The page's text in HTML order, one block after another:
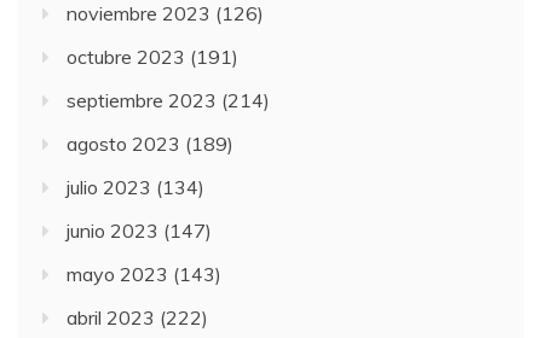
noviembre 2023 (126)
octubre 2023 (191)
septiembre 2023 (214)
agosto 2023 (189)
julio 2023 (134)
junio 2023 (147)
mayo 2023 (143)
abril 2023 (222)